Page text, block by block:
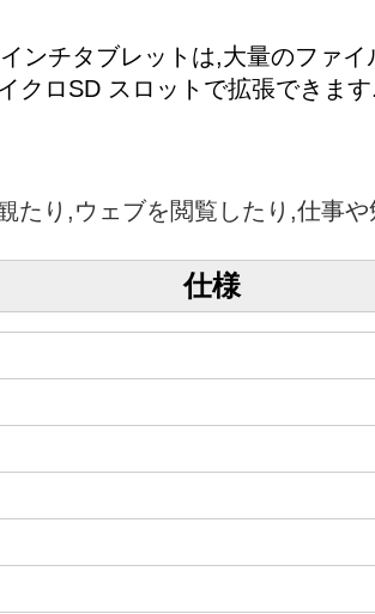
ンチタブレットは,大量のファ
クロSD スロットで拡張できま
たり,ウェブを閲覧したり,仕事
仕様